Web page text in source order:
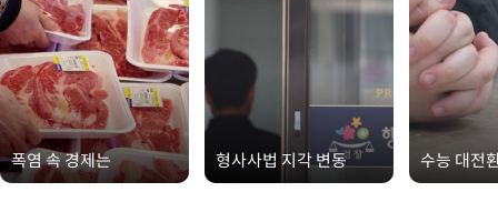
폭염 속 경제는 형사사법 지각 변동 수능 대전